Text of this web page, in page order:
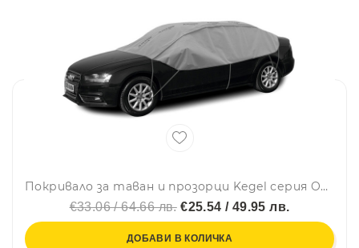
Покривало за таван и прозорци Kegel серия Optimal размер L сиво за седан 280-310cm.
€33.06 / 64.66 лв.€25.54 / 49.95 лв.
ДОБАВИ В КОЛИЧКА